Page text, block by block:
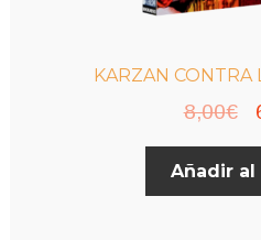
KARZAN CONTRA
8,00€
El
Añadir